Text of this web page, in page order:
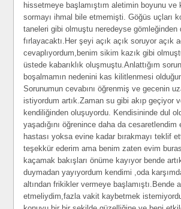
hissetmeye başlamıştım aletimin boyunu ve
sormayı ihmal bile etmemişti. Göğüs uçları
taneleri gibi olmuştu neredeyse gömleğinden
fırlayacaktı.Her şeyi açık açık soruyor açık
cevaplıyordum,benim sikim kazık gibi
üstede kabarıklık oluşmuştu.Anlattığım
boşalmamın nedenini kas kilitlenmesi
Sorunumun cevabını öğrenmiş ve gecenin
istiyordum artık.Zaman su gibi akıp geçiyor
kendiliğinden oluşuyordu. Kendisininde dul
yaşadığını öğrenince daha da
hastası yoksa evine kadar bırakmayı teklif
teşekkür ederim ama benim zaten evim
kaçamak bakışları önüme kayıyor bende
duymadan yayıyordum kendimi ,oda
altından frikikler vermeye başlamıştı.Bende
etmeliydim,fazla vakit kaybetmek